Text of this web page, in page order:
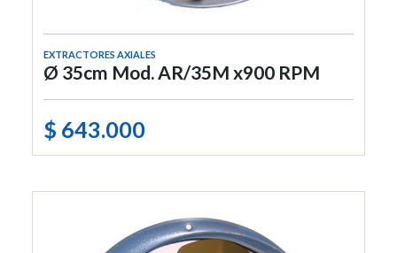
EXTRACTORES AXIALES
Ø 35cm Mod. AR/35M x900 RPM
$ 643.000